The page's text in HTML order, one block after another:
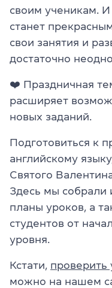
своим ученикам.
станет
свои занятия и
достаточно
❤️ Праздничная
расширяет
новых заданий.
Подготовиться к
английскому
Святого
Здесь мы собрали
планы уроков, а
студентов от
уровня.
Кстати, проверить
можно на нашем